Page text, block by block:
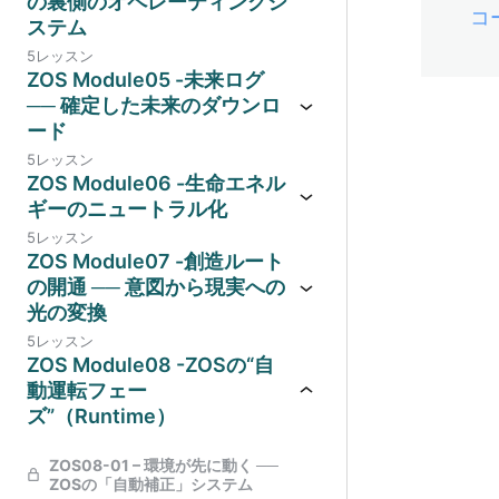
ステム
5レッスン
ZOS Module05 -未来ログ
── 確定した未来のダウンロ
ード
5レッスン
ZOS Module06 -生命エネル
ギーのニュートラル化
5レッスン
ZOS Module07 -創造ルート
の開通 ── 意図から現実への
光の変換
5レッスン
ZOS Module08 -ZOSの“自
動運転フェー
ズ”（Runtime）
ZOS08-01 – 環境が先に動く ──
ZOSの「自動補正」システム
コ